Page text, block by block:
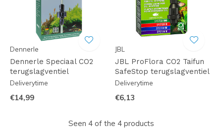
Dennerle
Dennerle Speciaal CO2
terugslagventiel
Deliverytime
€14,99
JBL
JBL ProFlora CO2 Taifun
SafeStop terugslagventiel
Deliverytime
€6,13
Seen 4 of the 4 products